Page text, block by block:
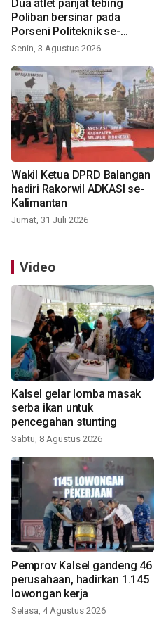
Dua atlet panjat tebing
Poliban bersinar pada
Porseni Politeknik se-
Indonesia 2026
Senin, 3 Agustus 2026
Wakil Ketua DPRD Balangan
hadiri Rakorwil ADKASI se-
Kalimantan
Jumat, 31 Juli 2026
Video
Kalsel gelar lomba masak
serba ikan untuk
pencegahan stunting
Sabtu, 8 Agustus 2026
Pemprov Kalsel gandeng 46
perusahaan, hadirkan 1.145
lowongan kerja
Selasa, 4 Agustus 2026